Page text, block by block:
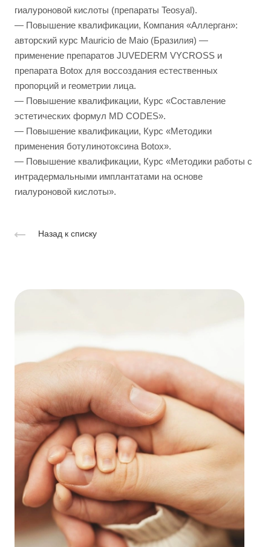
гиалуроновой кислоты (препараты Teosyal).
— Повышение квалификации, Компания «Аллерган»:
авторский курс Mauricio de Maio (Бразилия) —
применение препаратов JUVEDERM VYCROSS и
препарата Botox для воссоздания естественных
пропорций и геометрии лица.
— Повышение квалификации, Курс «Составление
эстетических формул MD CODES».
— Повышение квалификации, Курс «Методики
применения ботулинотоксина Botox».
— Повышение квалификации, Курс «Методики работы с
интрадермальными имплантатами на основе
гиалуроновой кислоты».
Назад к списку